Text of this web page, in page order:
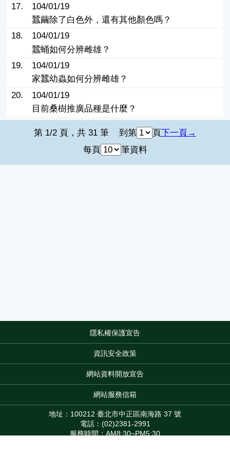
17.
104/01/19
蠶繭除了白色外，還有其他顏色嗎？
18.
104/01/19
蠶蛹如何分辨雌雄？
19.
104/01/19
家蠶幼蟲如何分辨雌雄？
20.
104/01/19
目前桑樹推廣品種是什麼？
第 1/2 頁，共 31 筆 到第 頁下一頁
每頁
筆資料
隱私權保護宣告
資訊安全政策
網站資料開放宣告
網站服務信箱
地址：100212 臺北市中正區南海路 37 號
電話：(02)2381-2991
服務時間：AM8:30~PM5:30